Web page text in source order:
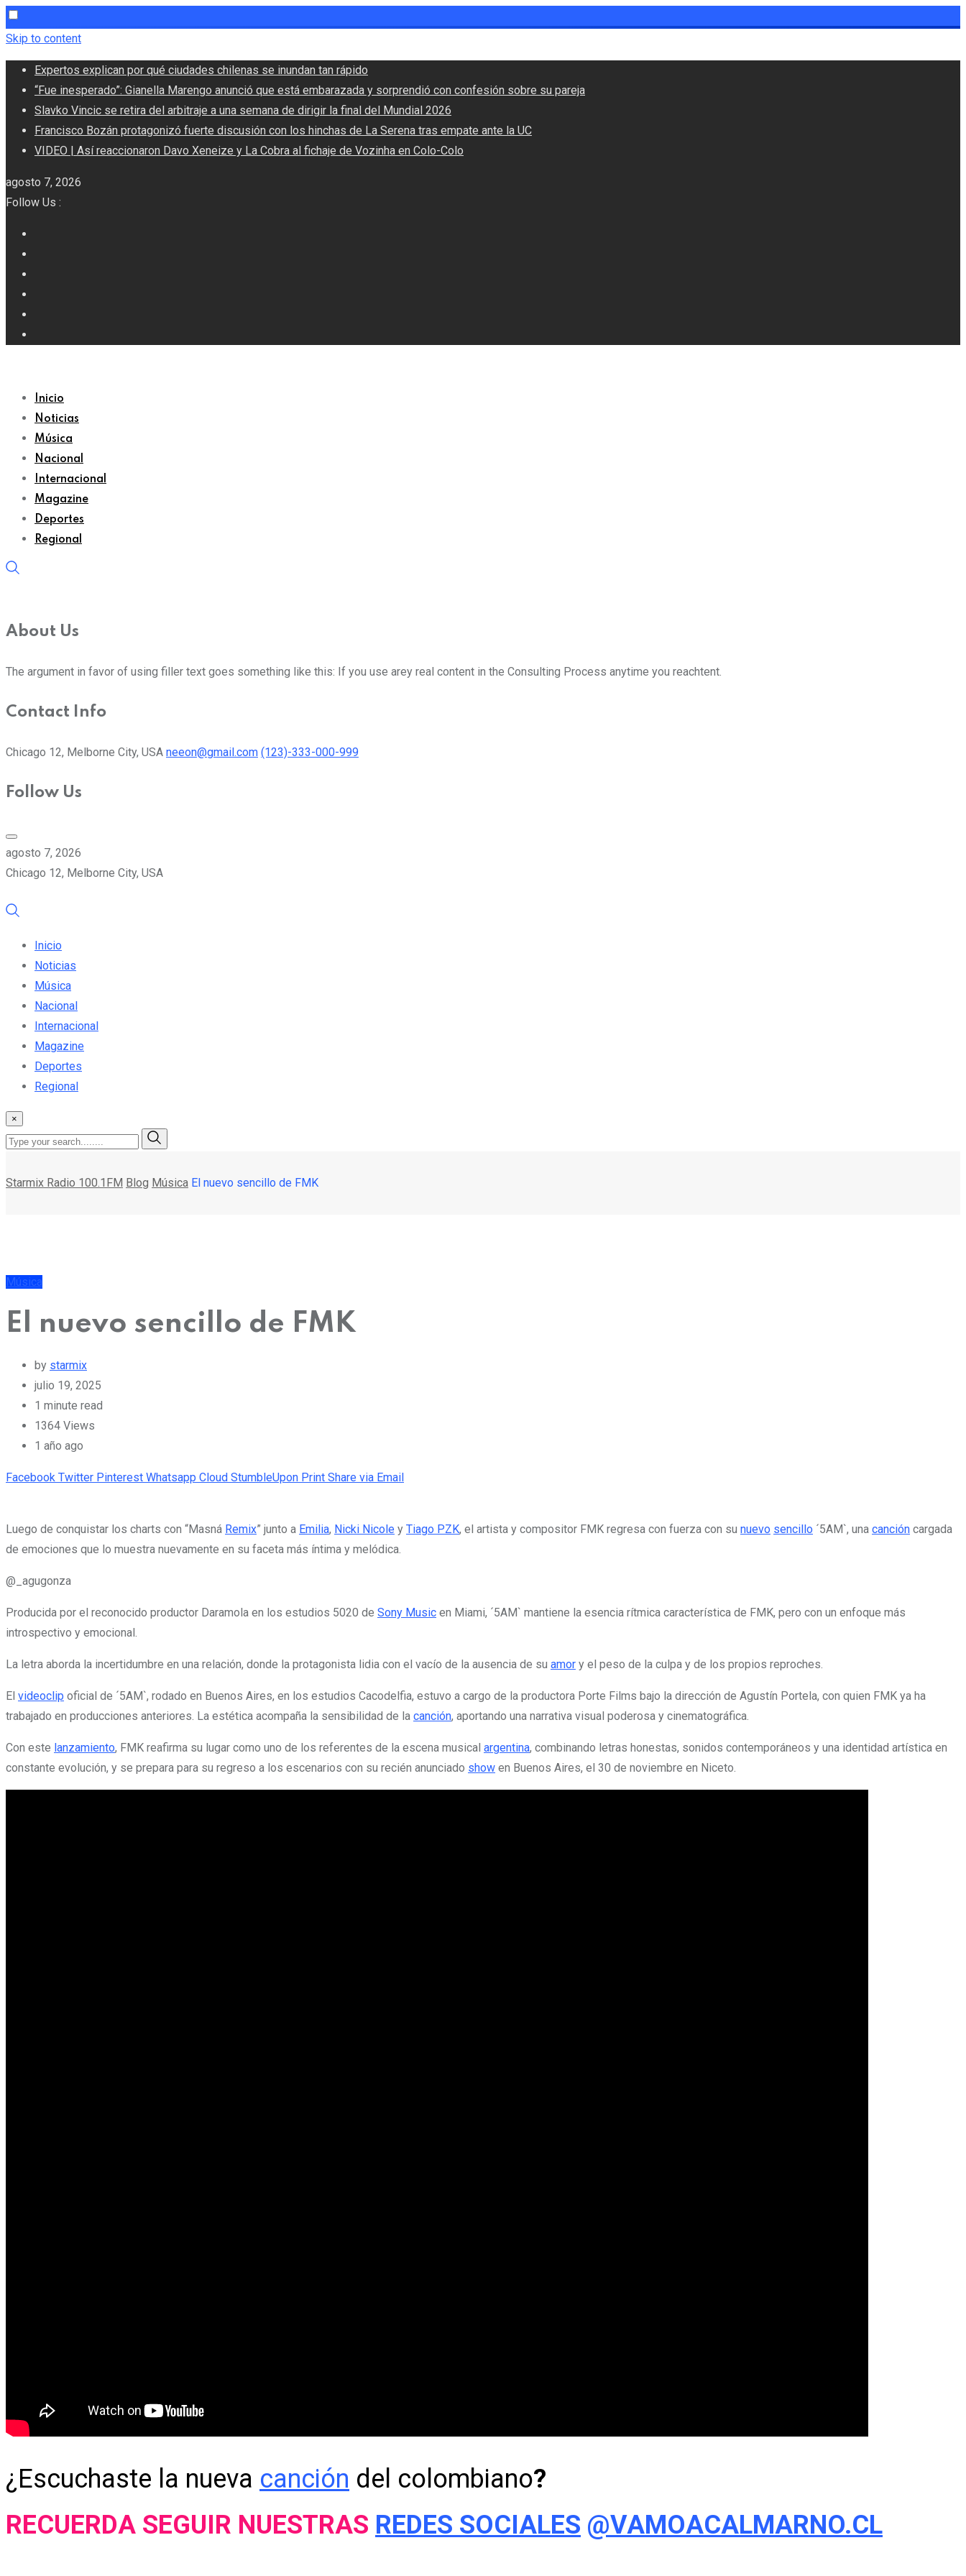
Skip to content
Expertos explican por qué ciudades chilenas se inundan tan rápido
“Fue inesperado”: Gianella Marengo anunció que está embarazada y sorprendió con confesión sobre su pareja
Slavko Vincic se retira del arbitraje a una semana de dirigir la final del Mundial 2026
Francisco Bozán protagonizó fuerte discusión con los hinchas de La Serena tras empate ante la UC
VIDEO | Así reaccionaron Davo Xeneize y La Cobra al fichaje de Vozinha en Colo-Colo
agosto 7, 2026
Follow Us :
Inicio
Noticias
Música
Nacional
Internacional
Magazine
Deportes
Regional
About Us
The argument in favor of using filler text goes something like this: If you use arey real content in the Consulting Process anytime you reachtent.
Contact Info
Chicago 12, Melborne City, USA neeon@gmail.com (123)-333-000-999
Follow Us
agosto 7, 2026
Chicago 12, Melborne City, USA
Inicio
Noticias
Música
Nacional
Internacional
Magazine
Deportes
Regional
×
Starmix Radio 100.1FM Blog Música El nuevo sencillo de FMK
Música
El nuevo sencillo de FMK
by starmix
julio 19, 2025
1 minute read
1364 Views
1 año ago
Facebook Twitter Pinterest Whatsapp Cloud StumbleUpon Print Share via Email
Luego de conquistar los charts con “Masná Remix” junto a Emilia, Nicki Nicole y Tiago PZK, el artista y compositor FMK regresa con fuerza con su nuevo sencillo ´5AM`, una canción cargada
de emociones que lo muestra nuevamente en su faceta más íntima y melódica.
@_agugonza
Producida por el reconocido productor Daramola en los estudios 5020 de Sony Music en Miami, ´5AM` mantiene la esencia rítmica característica de FMK, pero con un enfoque más
introspectivo y emocional.
La letra aborda la incertidumbre en una relación, donde la protagonista lidia con el vacío de la ausencia de su amor y el peso de la culpa y de los propios reproches.
El videoclip oficial de ´5AM`, rodado en Buenos Aires, en los estudios Cacodelfia, estuvo a cargo de la productora Porte Films bajo la dirección de Agustín Portela, con quien FMK ya ha
trabajado en producciones anteriores. La estética acompaña la sensibilidad de la canción, aportando una narrativa visual poderosa y cinematográfica.
Con este lanzamiento, FMK reafirma su lugar como uno de los referentes de la escena musical argentina, combinando letras honestas, sonidos contemporáneos y una identidad artística en
constante evolución, y se prepara para su regreso a los escenarios con su recién anunciado show en Buenos Aires, el 30 de noviembre en Niceto.
¿Escuchaste la nueva canción del colombiano?
RECUERDA SEGUIR NUESTRAS REDES SOCIALES @VAMOACALMARNO.CL